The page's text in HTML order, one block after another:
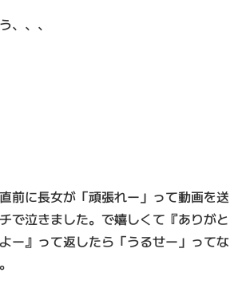
、、、
前に長女が「頑張れー」って動画を送
で泣きました。で嬉しくて『ありがと
ー』って返したら「うるせー」ってな